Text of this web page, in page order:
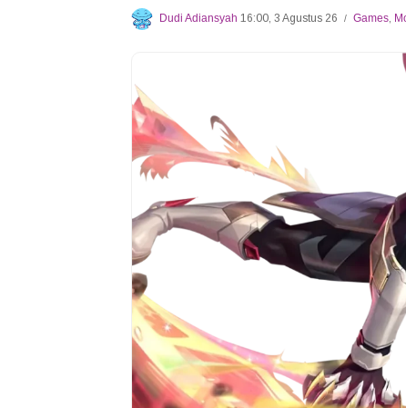
Dudi Adiansyah 16:00, 3 Agustus 26 / Games,